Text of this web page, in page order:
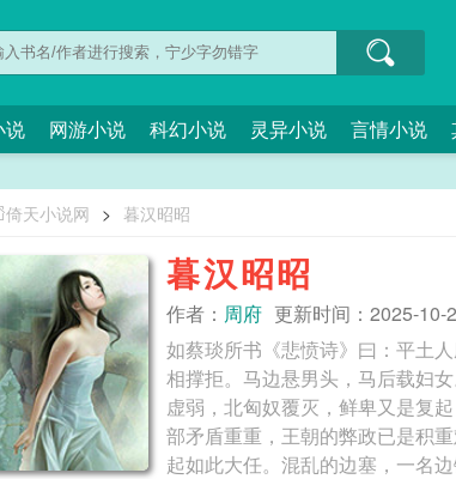
说 网游小说 科幻小说 灵异小说 言情小说
倚天小说网 > 暮汉昭昭
暮汉昭昭
作者： 周府 更新时间：2025-10-
如蔡琰所书《悲愤诗》曰：平土
相撑拒。马边悬男头，马后载妇
虚弱，北匈奴覆灭，鲜卑又是复
部矛盾重重，王朝的弊政已是积